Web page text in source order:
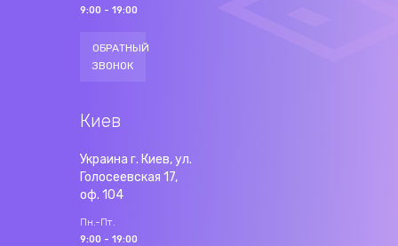
9:00 - 19:00
ОБРАТНЫЙ
ЗВОНОК
Киев
Украина г. Киев, ул.
Голосеевская 17,
оф. 104
Пн.-Пт.
9:00 - 19:00